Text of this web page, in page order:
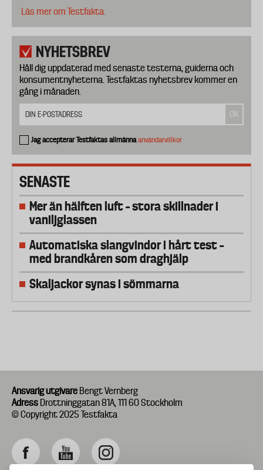
Läs mer om Testfakta.
NYHETSBREV
Håll dig uppdaterad med senaste testerna, guiderna och
konsumentnyheterna. Testfaktas nyhetsbrev kommer en
gång i månaden.
Jag accepterar Testfaktas allmännaanvändarvillkor
SENASTE
Mer än hälften luft – stora skillnader i
vaniljglassen
Automatiska slangvindor i hårt test –
med brandkåren som draghjälp
Skaljackor synas i sömmarna
Ansvarig utgivare Bengt Vernberg
Adress Drottninggatan 81A, 111 60 Stockholm
© Copyright 2025 Testfakta